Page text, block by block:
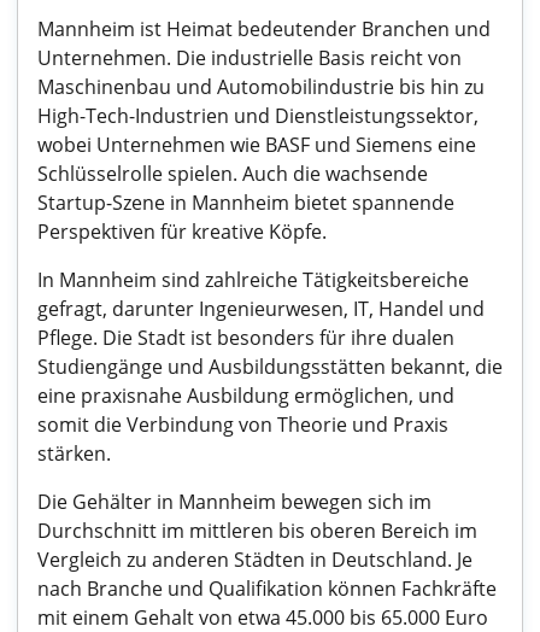
Mannheim ist Heimat bedeutender Branchen und
Unternehmen. Die industrielle Basis reicht von
Maschinenbau und Automobilindustrie bis hin zu
High-Tech-Industrien und Dienstleistungssektor,
wobei Unternehmen wie BASF und Siemens eine
Schlüsselrolle spielen. Auch die wachsende
Startup-Szene in Mannheim bietet spannende
Perspektiven für kreative Köpfe.
In Mannheim sind zahlreiche Tätigkeitsbereiche
gefragt, darunter Ingenieurwesen, IT, Handel und
Pflege. Die Stadt ist besonders für ihre dualen
Studiengänge und Ausbildungsstätten bekannt, die
eine praxisnahe Ausbildung ermöglichen, und
somit die Verbindung von Theorie und Praxis
stärken.
Die Gehälter in Mannheim bewegen sich im
Durchschnitt im mittleren bis oberen Bereich im
Vergleich zu anderen Städten in Deutschland. Je
nach Branche und Qualifikation können Fachkräfte
mit einem Gehalt von etwa 45.000 bis 65.000 Euro